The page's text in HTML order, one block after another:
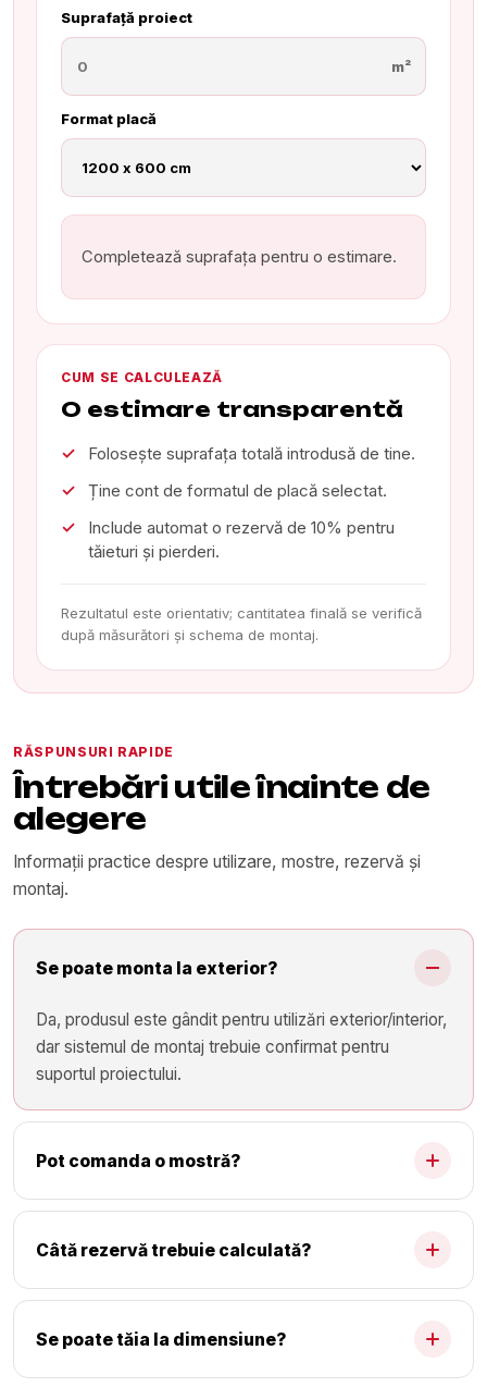
Suprafață proiect
m²
Format placă
Completează suprafața pentru o estimare.
CUM SE CALCULEAZĂ
O estimare transparentă
Folosește suprafața totală introdusă de tine.
Ține cont de formatul de placă selectat.
Include automat o rezervă de 10% pentru
tăieturi și pierderi.
Rezultatul este orientativ; cantitatea finală se verifică
după măsurători și schema de montaj.
RĂSPUNSURI RAPIDE
Întrebări utile înainte de
alegere
Informații practice despre utilizare, mostre, rezervă și
montaj.
Se poate monta la exterior?
Da, produsul este gândit pentru utilizări exterior/interior,
dar sistemul de montaj trebuie confirmat pentru
suportul proiectului.
Pot comanda o mostră?
Câtă rezervă trebuie calculată?
Se poate tăia la dimensiune?